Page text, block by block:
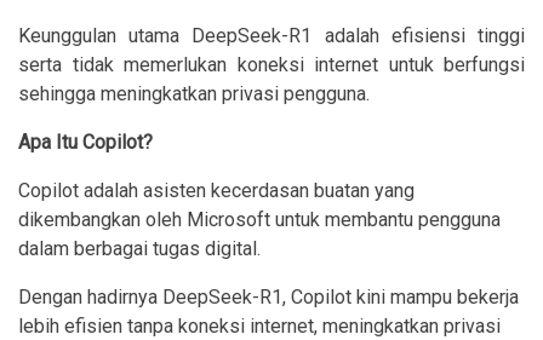
Keunggulan utama DeepSeek-R1 adalah efisiensi tinggi
serta tidak memerlukan koneksi internet untuk berfungsi
sehingga meningkatkan privasi pengguna.
Apa Itu Copilot?
Copilot adalah asisten kecerdasan buatan yang
dikembangkan oleh Microsoft untuk membantu pengguna
dalam berbagai tugas digital.
Dengan hadirnya DeepSeek-R1, Copilot kini mampu bekerja
lebih efisien tanpa koneksi internet, meningkatkan privasi